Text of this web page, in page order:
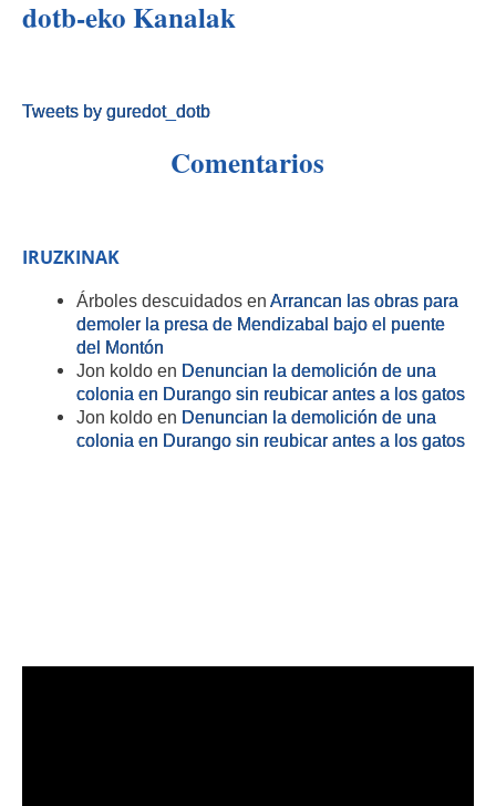
dotb-eko Kanalak
Tweets by guredot_dotb
Comentarios
IRUZKINAK
Árboles descuidados enArrancan las obras para
demoler la presa de Mendizabal bajo el puente
del Montón
Jon koldo en Denuncian la demolición de una
colonia en Durango sin reubicar antes a los gatos
Jon koldo en Denuncian la demolición de una
colonia en Durango sin reubicar antes a los gatos